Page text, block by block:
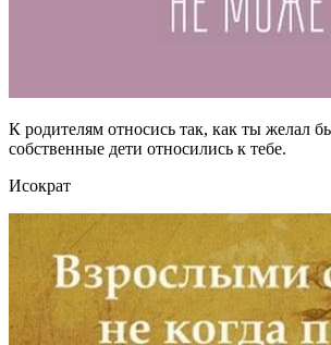
К родителям относись так, как ты желал
собственные дети относились к тебе.
Исократ